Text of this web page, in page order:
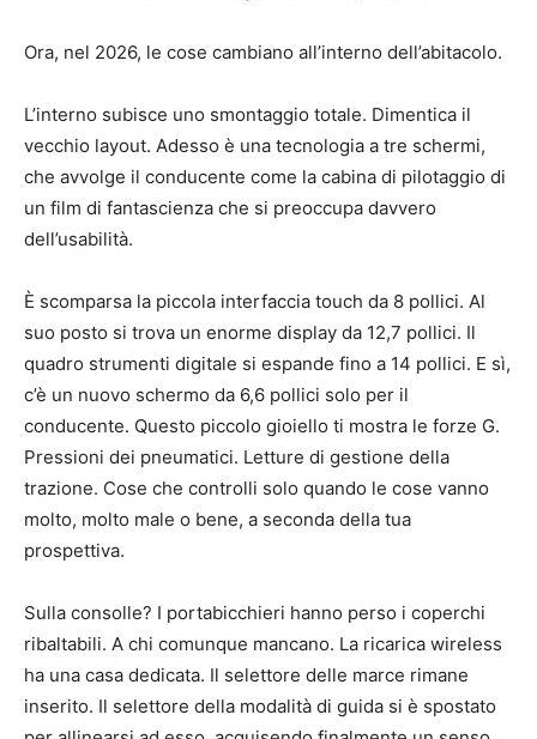
Ora, nel 2026, le cose cambiano all’interno dell’abitacolo.
L’interno subisce uno smontaggio totale. Dimentica il
vecchio layout. Adesso è una tecnologia a tre schermi,
che avvolge il conducente come la cabina di pilotaggio di
un film di fantascienza che si preoccupa davvero
dell’usabilità.
È scomparsa la piccola interfaccia touch da 8 pollici. Al
suo posto si trova un enorme display da 12,7 pollici. Il
quadro strumenti digitale si espande fino a 14 pollici. E sì,
c’è un nuovo schermo da 6,6 pollici solo per il
conducente. Questo piccolo gioiello ti mostra le forze G.
Pressioni dei pneumatici. Letture di gestione della
trazione. Cose che controlli solo quando le cose vanno
molto, molto male o bene, a seconda della tua
prospettiva.
Sulla consolle? I portabicchieri hanno perso i coperchi
ribaltabili. A chi comunque mancano. La ricarica wireless
ha una casa dedicata. Il selettore delle marce rimane
inserito. Il selettore della modalità di guida si è spostato